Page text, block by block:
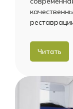
Читать